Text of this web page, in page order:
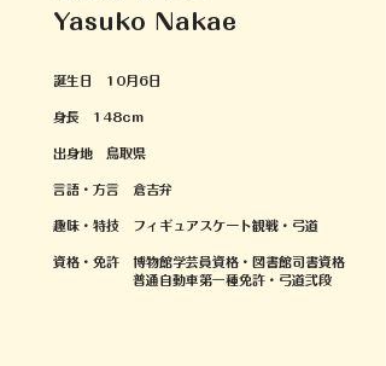
Yasuko Nakae
誕生日 10月6日
身長 148cm
出身地 鳥取県
言語・方言 倉吉弁
趣味・特技 フィギュアスケート観戦・弓道
資格・免許 博物館学芸員資格・図書館司書資格
普通自動車第一種免許・弓道弐段